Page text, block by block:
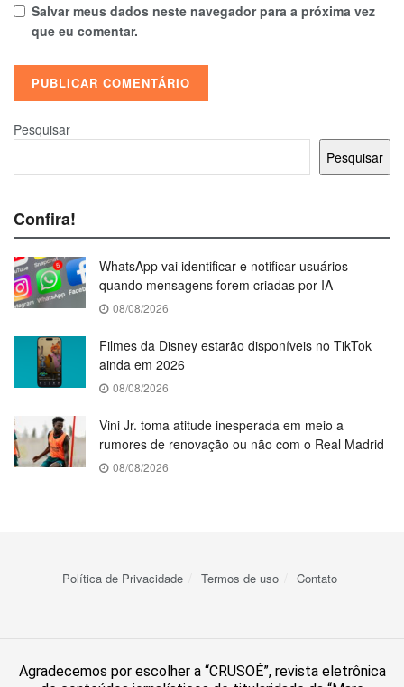
Salvar meus dados neste navegador para a próxima vez
que eu comentar.
Pesquisar
Pesquisar
Confira!
WhatsApp vai identificar e notificar usuários
quando mensagens forem criadas por IA
08/08/2026
Filmes da Disney estarão disponíveis no TikTok
ainda em 2026
08/08/2026
Vini Jr. toma atitude inesperada em meio a
rumores de renovação ou não com o Real Madrid
08/08/2026
Política de Privacidade Termos de uso Contato
Agradecemos por escolher a “CRUSOÉ”, revista eletrônica